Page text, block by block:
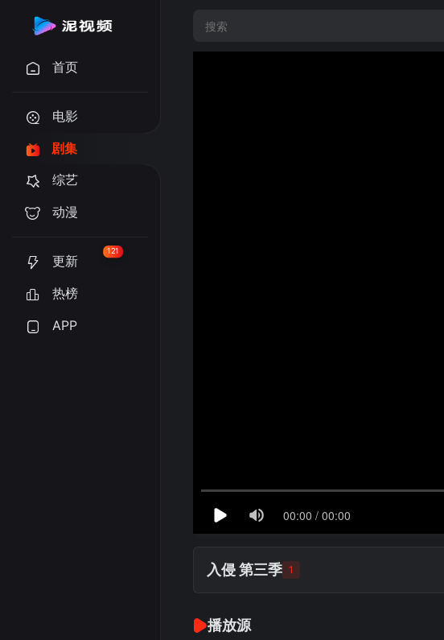
首页
电影
剧集
综艺
动漫
更新
121
热榜
APP
入侵 第三季 1
播放源